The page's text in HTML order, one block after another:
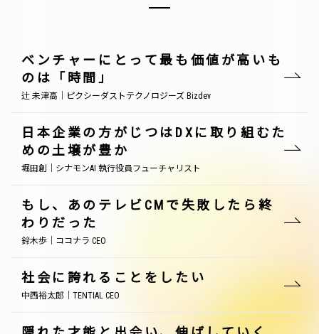
ベンチャーにとって最も価値が高いも
のは「時間」
辻 未津高｜ピクシーダストテクノロジーズ Bizdev
日本企業の方がじつはDXに取り組むた
めの土壌が豊か
堀田創｜シナモンAI 執行役員フューチャリスト
もし、あのテレビCMで失敗したら終
わりだった
鈴木歩｜ココナラ CEO
社会に誇れることをしたい
中西裕太郎｜TENTIAL CEO